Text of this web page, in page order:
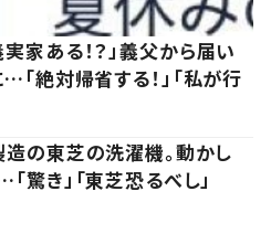
家ある！？」義父から届い
絶対帰省する！」「私が行
の東芝の洗濯機。動かし
驚き」「東芝恐るべし」